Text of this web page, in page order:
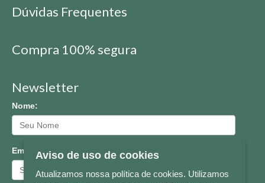
Dúvidas Frequentes
Compra 100% segura
Newsletter
Nome:
Email: Aviso de uso de cookies
Atualizamos nossa política de cookies. Utilizamos